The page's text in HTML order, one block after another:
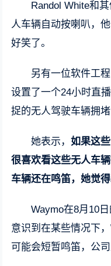
Randol White和
人车辆自动按喇叭，
好笑了。
另有一位软件工
设置了一个24小时直
捉的无人驾驶车辆拥堵
她表示，如果这
很喜欢看这些无人车
车辆还在鸣笛，她觉得
Waymo在8月10
意识到在某些情况下
可能会短暂鸣笛，公